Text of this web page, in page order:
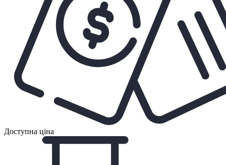
Доступна ціна